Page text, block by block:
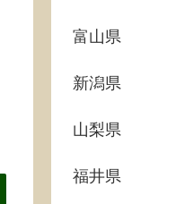
富山県
新潟県
山梨県
福井県